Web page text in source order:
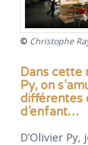
© Christophe
Dans cette
Py, on
différentes
d’enfant…
D’Olivier Py,